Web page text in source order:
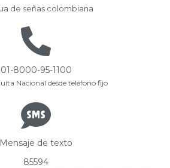
de señas colombiana
01-8000-95-1100
Nacional desde teléfono fijo
Mensaje de texto
85594